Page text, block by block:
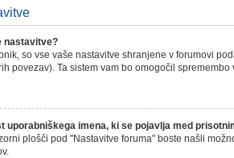
nastavitve?
so vse vaše nastavitve shranjene v forumovi
povezav). Ta sistem vam bo omogočil spremembo
uporabniškega imena, ki se pojavlja med
plošči pod "Nastavitve foruma" boste našli